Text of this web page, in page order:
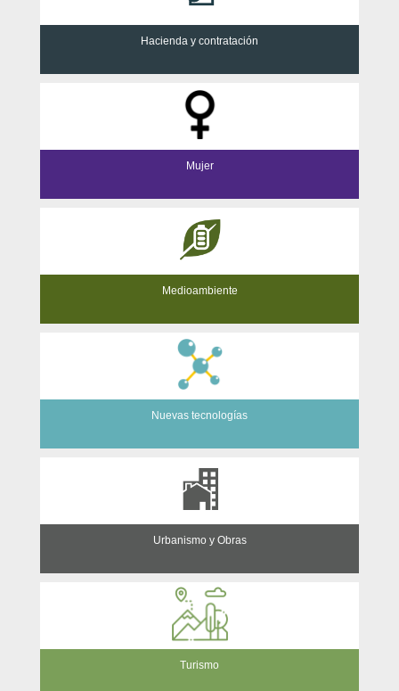
Hacienda y contratación
Mujer
Medioambiente
Nuevas tecnologías
Urbanismo y Obras
Turismo